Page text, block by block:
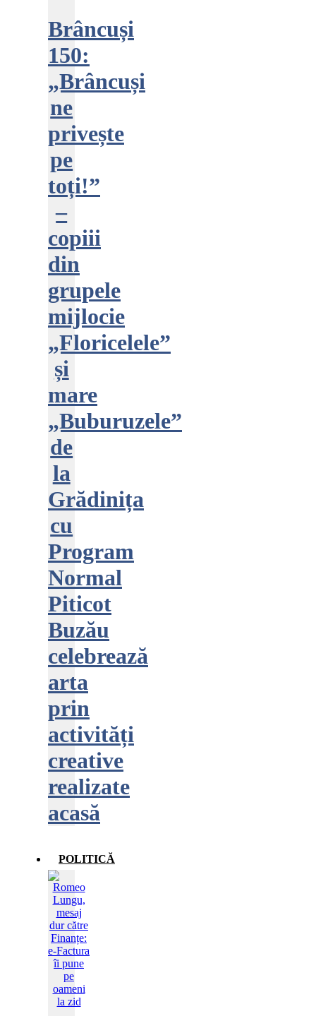
Brâncuși
150:
„Brâncuși
ne
privește
pe
toți!”
–
copiii
din
grupele
mijlocie
„Floricelele”
și
mare
„Buburuzele”
de
la
Grădinița
cu
Program
Normal
Piticot
Buzău
celebrează
arta
prin
activități
creative
realizate
acasă
POLITICĂ